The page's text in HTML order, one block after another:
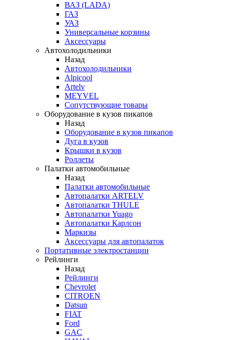
ВАЗ (LADA)
ГАЗ
УАЗ
Универсальные корзины
Аксессуары
Автохолодильники
Назад
Автохолодильники
Alpicool
Artelv
MEYVEL
Сопутствующие товары
Оборудование в кузов пикапов
Назад
Оборудование в кузов пикапов
Дуга в кузов
Крышки в кузов
Роллеты
Палатки автомобильные
Назад
Палатки автомобильные
Автопалатки ARTELV
Автопалатки THULE
Автопалатки Yuago
Автопалатки Карлсон
Маркизы
Аксессуары для автопалаток
Портативные электростанции
Рейлинги
Назад
Рейлинги
Chevrolet
CITROEN
Datsun
FIAT
Ford
GAC